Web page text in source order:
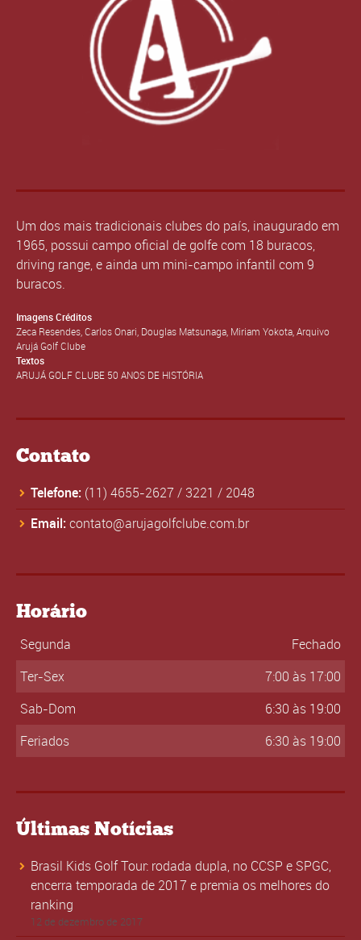
Um dos mais tradicionais clubes do país, inaugurado em
1965, possui campo oficial de golfe com 18 buracos,
driving range, e ainda um mini-campo infantil com 9
buracos.
Imagens Créditos
Zeca Resendes, Carlos Onari, Douglas Matsunaga, Miriam Yokota, Arquivo
Arujá Golf Clube
Textos
ARUJÁ GOLF CLUBE 50 ANOS DE HISTÓRIA
Contato
Telefone: (11) 4655-2627 / 3221 / 2048
Email: contato@arujagolfclube.com.br
Horário
Segunda
Fechado
Ter-Sex
7:00 às 17:00
Sab-Dom
6:30 às 19:00
Feriados
6:30 às 19:00
Últimas Notícias
Brasil Kids Golf Tour: rodada dupla, no CCSP e SPGC,
encerra temporada de 2017 e premia os melhores do
ranking
12 de dezembro de 2017